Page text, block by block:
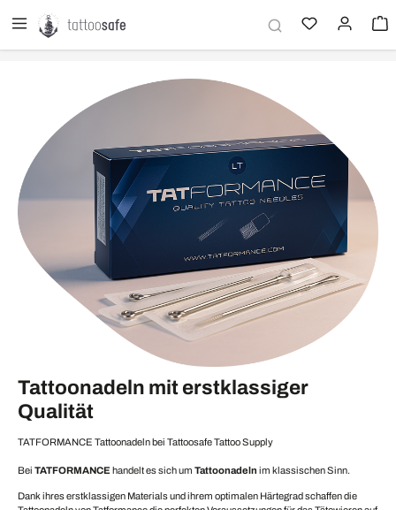
springen
Tattoonadeln mit erstklassiger
Qualität
TATFORMANCE Tattoonadeln bei Tattoosafe Tattoo Supply
Bei TATFORMANCE handelt es sich um Tattoonadeln im klassischen Sinn.
Dank ihres erstklassigen Materials und ihrem optimalen Härtegrad schaffen die